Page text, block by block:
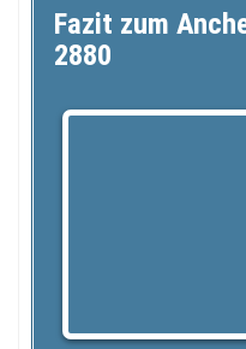
Fazit zum
2880